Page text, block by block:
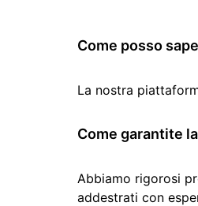
Come posso
La nostra
Come garantite
Abbiamo rigorosi
addestrati con